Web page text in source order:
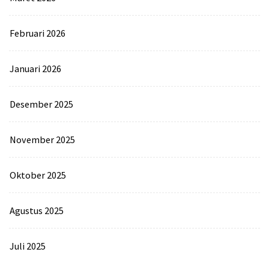
Februari 2026
Januari 2026
Desember 2025
November 2025
Oktober 2025
Agustus 2025
Juli 2025